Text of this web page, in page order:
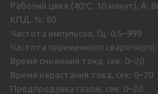
Рабочий цикл (40℃, 10 минут), А:
КПД, %: 80
Частота импульсов, Гц: 0,5–999
Частота переменного сварочного
Время снижения тока, сек: 0–20
Время нарастания тока, сек: 0–20
Предпродувка газом, сек: 0–20